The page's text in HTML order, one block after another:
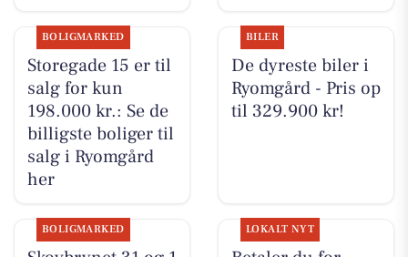
BOLIGMARKED
Storegade 15 er til
salg for kun
198.000 kr.: Se de
billigste boliger til
salg i Ryomgård
her
BILER
De dyreste biler i
Ryomgård - Pris op
til 329.900 kr!
BOLIGMARKED LOKALT NYT